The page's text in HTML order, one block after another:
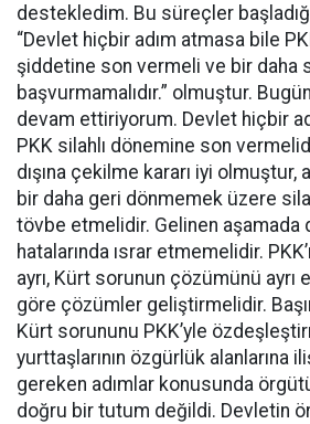
destekledim. Bu süreçler
“Devlet hiçbir adım atmasa bile
şiddetine son vermeli ve bir daha
başvurmamalıdır.” olmuştur.
devam ettiriyorum. Devlet hiçbir
PKK silahlı dönemine son
dışına çekilme kararı iyi olmuştur,
bir daha geri dönmemek üzere
tövbe etmelidir. Gelinen aşamada
hatalarında ısrar etmemelidir.
ayrı, Kürt sorunun çözümünü ayrı
göre çözümler geliştirmelidir.
Kürt sorununu PKK’yle
yurttaşlarının özgürlük alanlarına
gereken adımlar konusunda
doğru bir tutum değildi. Devletin